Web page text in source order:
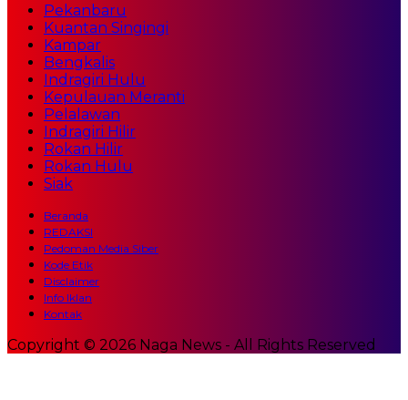
Pekanbaru
Kuantan Singingi
Kampar
Bengkalis
Indragiri Hulu
Kepulauan Meranti
Pelalawan
Indragiri Hilir
Rokan Hilir
Rokan Hulu
Siak
Beranda
REDAKSI
Pedoman Media Siber
Kode Etik
Disclaimer
Info Iklan
Kontak
Copyright © 2026 Naga News - All Rights Reserved